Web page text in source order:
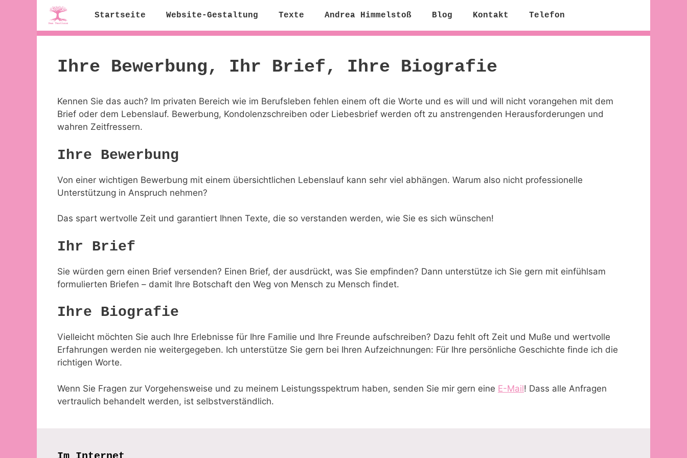
Startseite Website-Gestaltung Texte Andrea Himmelstoß Blog Kontakt Telefon
Ihre Bewerbung, Ihr Brief, Ihre Biografie
Kennen Sie das auch? Im privaten Bereich wie im Berufsleben fehlen einem oft die Worte und es will und will nicht vorangehen mit dem
Brief oder dem Lebenslauf. Bewerbung, Kondolenzschreiben oder Liebesbrief werden oft zu anstrengenden Herausforderungen und
wahren Zeitfressern.
Ihre Bewerbung
Von einer wichtigen Bewerbung mit einem übersichtlichen Lebenslauf kann sehr viel abhängen. Warum also nicht professionelle
Unterstützung in Anspruch nehmen?
Das spart wertvolle Zeit und garantiert Ihnen Texte, die so verstanden werden, wie Sie es sich wünschen!
Ihr Brief
Sie würden gern einen Brief versenden? Einen Brief, der ausdrückt, was Sie empfinden? Dann unterstütze ich Sie gern mit einfühlsam
formulierten Briefen – damit Ihre Botschaft den Weg von Mensch zu Mensch findet.
Ihre Biografie
Vielleicht möchten Sie auch Ihre Erlebnisse für Ihre Familie und Ihre Freunde aufschreiben? Dazu fehlt oft Zeit und Muße und wertvolle
Erfahrungen werden nie weitergegeben. Ich unterstütze Sie gern bei Ihren Aufzeichnungen: Für Ihre persönliche Geschichte finde ich die
richtigen Worte.
Wenn Sie Fragen zur Vorgehensweise und zu meinem Leistungsspektrum haben, senden Sie mir gern eine E-Mail! Dass alle Anfragen
vertraulich behandelt werden, ist selbstverständlich.